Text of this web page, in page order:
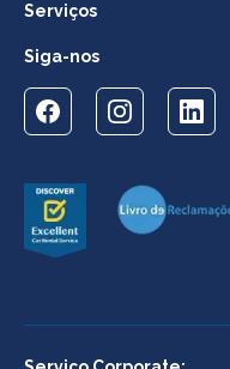
Serviços
Siga-nos